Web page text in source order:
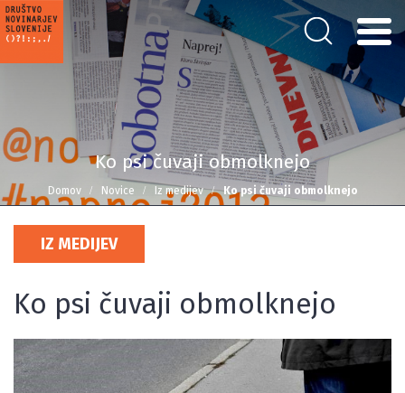
Ko psi čuvaji obmolknejo
Domov Novice Iz medijev Ko psi čuvaji obmolknejo
IZ MEDIJEV
Ko psi čuvaji obmolknejo